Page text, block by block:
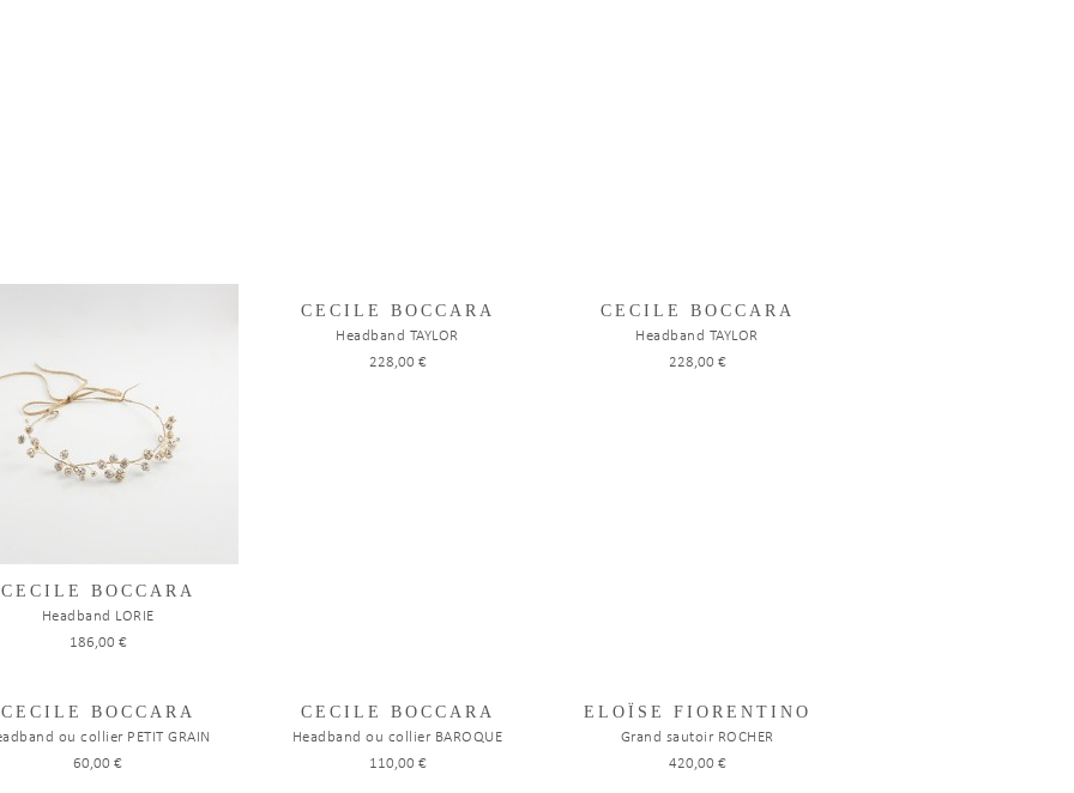
CECILE BOCCARA
Headband LORIE
186,00 €
CECILE BOCCARA
Headband TAYLOR
228,00 €
CECILE BOCCARA
Headband TAYLOR
228,00 €
CECILE BOCCARA
ou collier PETIT GRAIN
60,00 €
CECILE BOCCARA
Headband ou collier BAROQUE
110,00 €
ELOÏSE FIORENTINO
Grand sautoir ROCHER
420,00 €